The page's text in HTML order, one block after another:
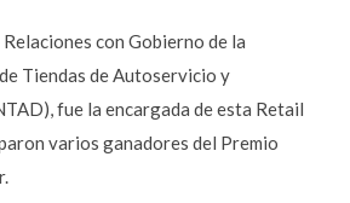
con Gobierno de la
Tiendas de Autoservicio y
fue la encargada de esta Retail
varios ganadores del Premio